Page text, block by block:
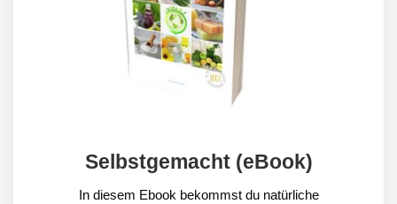
Selbstgemacht (eBook)
In diesem Ebook bekommst du natürliche